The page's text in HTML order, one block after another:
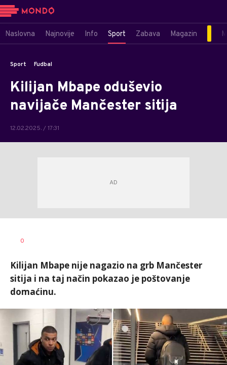
Naslovna Najnovije Info Sport Zabava Magazin
Sport Fudbal
Kilijan Mbape oduševio
navijače Mančester sitija
12.02.2025. / 17:31
AUTOR
0
Kilijan Mbape nije nagazio na grb Mančester
sitija i na taj način pokazao je poštovanje
domaćinu.